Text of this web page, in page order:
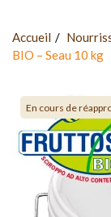
Accueil
BIO – Seau 10 kg
En cours de